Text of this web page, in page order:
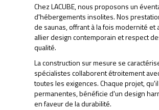
Chez LACUBE, nous proposons un
d'hébergements insolites. Nos
de saunas, offrant à la fois modernité
allier design contemporain et respect
qualité.
La construction sur mesure se
spécialistes collaborent étroitement
toutes les exigences. Chaque projet,
permanentes, bénéficie d'un design
en faveur de la durabilité.